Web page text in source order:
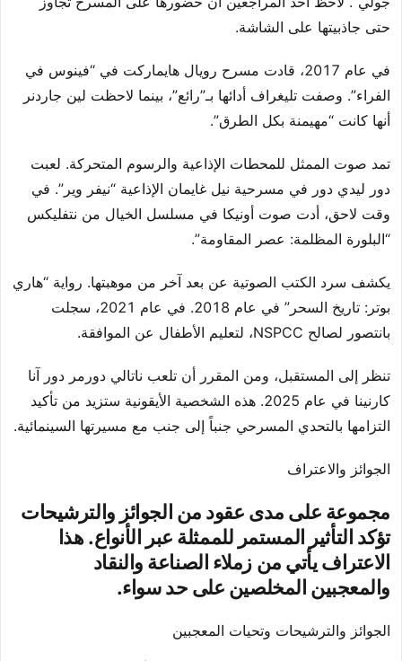
حتى جاذبيتها على الشاشة.
في عام 2017، قادت مسرح رويال هايماركت في “فينوس في
الفراء”. وصفت تليغراف أدائها بـ”رائع”، بينما لاحظت لين جاردنر
أنها كانت “مهيمنة بكل الطرق”.
تمد صوت الممثل للمحطات الإذاعية والرسوم المتحركة. لعبت
دور ليدي دور في مسرحية نيل غايمان الإذاعية “نيفر وير”. في
وقت لاحق، أدت صوت أونيكا في مسلسل الخيال من نتفليكس
“البلورة المظلمة: عصر المقاومة”.
يكشف سرد الكتب الصوتية عن بعد آخر من موهبتها. رواية “هاري
بوتر: تاريخ السحر” في عام 2018. في عام 2021، سجلت
بانتصور لصالح NSPCC، لتعليم الأطفال عن الموافقة.
تنظر إلى المستقبل، ومن المقرر أن تلعب ناتالي دورمر دور آنا
كارنينا في عام 2025. هذه الشخصية الأيقونية ستزيد من تأكيد
التزامها بالتحدي المسرحي جنباً إلى جنب مع مسيرتها السينمائية.
الجوائز والاعتراف
مجموعة على مدى عقود من الجوائز والترشيحات
تؤكد التأثير المستمر للممثلة عبر الأنواع. هذا
الاعتراف يأتي من زملاء الصناعة والنقاد
والمعجبين المخلصين على حد سواء.
الجوائز والترشيحات وتحيات المعجبين